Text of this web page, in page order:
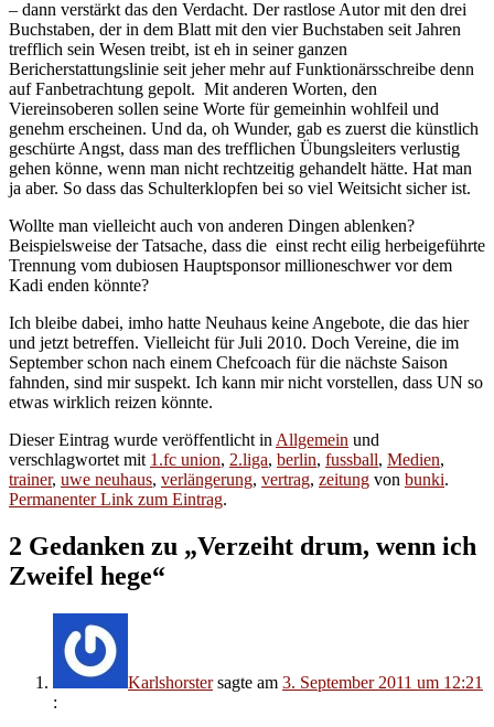
– dann verstärkt das den Verdacht. Der rastlose Autor mit den drei
Buchstaben, der in dem Blatt mit den vier Buchstaben seit Jahren
trefflich sein Wesen treibt, ist eh in seiner ganzen
Bericherstattungslinie seit jeher mehr auf Funktionärsschreibe denn
auf Fanbetrachtung gepolt. Mit anderen Worten, den
Viereinsoberen sollen seine Worte für gemeinhin wohlfeil und
genehm erscheinen. Und da, oh Wunder, gab es zuerst die künstlich
geschürte Angst, dass man des trefflichen Übungsleiters verlustig
gehen könne, wenn man nicht rechtzeitig gehandelt hätte. Hat man
ja aber. So dass das Schulterklopfen bei so viel Weitsicht sicher ist.
Wollte man vielleicht auch von anderen Dingen ablenken?
Beispielsweise der Tatsache, dass die einst recht eilig herbeigeführte
Trennung vom dubiosen Hauptsponsor millioneschwer vor dem
Kadi enden könnte?
Ich bleibe dabei, imho hatte Neuhaus keine Angebote, die das hier
und jetzt betreffen. Vielleicht für Juli 2010. Doch Vereine, die im
September schon nach einem Chefcoach für die nächste Saison
fahnden, sind mir suspekt. Ich kann mir nicht vorstellen, dass UN so
etwas wirklich reizen könnte.
Dieser Eintrag wurde veröffentlicht inAllgemein und
verschlagwortet mit 1.fc union, 2.liga, berlin, fussball, Medien,
trainer, uwe neuhaus, verlängerung, vertrag, zeitung von bunki.
Permanenter Link zum Eintrag.
2 Gedanken zu „Verzeiht drum, wenn ich
Zweifel hege“
Karlshorstersagte am 3. September 2011 um 12:21
: